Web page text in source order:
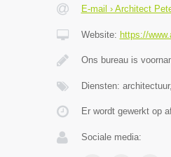
E-mail › Architect
Website: https://
Ons bureau is
Diensten:
Er wordt gewerkt op
Sociale media: